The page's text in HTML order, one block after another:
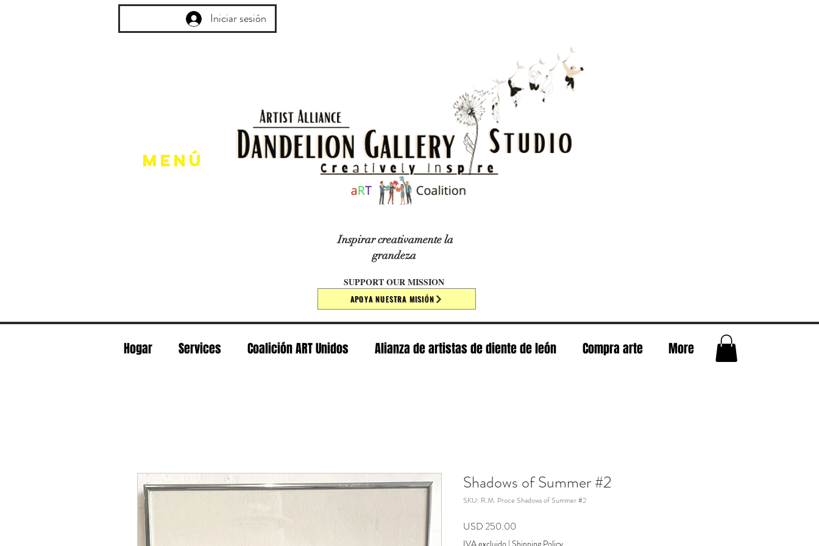
Iniciar sesión
Menú
​​​Inspirar creativamente la
grandeza
SUPPORT OUR MISSION
APOYA NUESTRA MISIÓN
Hogar Services Coalición ART Unidos Alianza de artistas de diente de león Compra arte More
Shadows of Summer #2
SKU: R.M. Proce Shadows of Summer #2
USD 250.00